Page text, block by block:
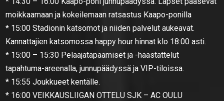
moikkaamaan ja kokeilemaan ratsastus Kaapo-ponilla
* 15:00 Stadionin katsomot ja niiden palvelut aukeavat.
Kannattajien katsomossa happy hour hinnat klo 18:00 asti.
* 15:00 – 15:30 Pelaajatapaamiset ja -haastattelut
tapahtuma-areenalla, junnupäädyssä ja VIP-tiloissa.
* 15:55 Joukkueet kentälle.
* 16:00 VEIKKAUSLIIGAN OTTELU SJK – AC OULU